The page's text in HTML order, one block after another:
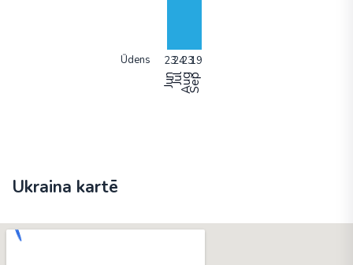
Ūdens
Jun
JūlAugSep
Ukraina kartē